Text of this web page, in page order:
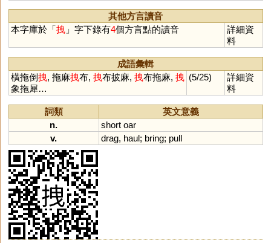
其他方言讀音
本字庫於「 拽」字下錄有4個方言點的讀音
詳細資
料
成語彙輯
橫拖倒拽, 拖麻拽布, 拽布披麻, 拽布拖麻, 拽
象拖犀…
(5/25)
詳細資
料
詞類
英文意義
n.
short oar
v.
drag, haul; bring; pull